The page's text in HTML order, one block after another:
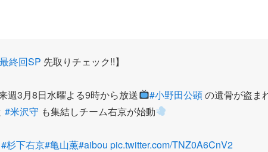
終回SP 先取りチェック!!】
週3月8日水曜よる9時から放送 #小野田公顕の遺骨が盗ま
#米沢守 も集結しチーム右京が始動
#杉下右京#亀山薫#aibou pic.twitter.com/TNZ0A6CnV2